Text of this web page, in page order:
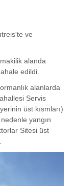
ve
alanda
edildi.
alanlarda
Servis
üst kısmları)
yangın
Sitesi üst